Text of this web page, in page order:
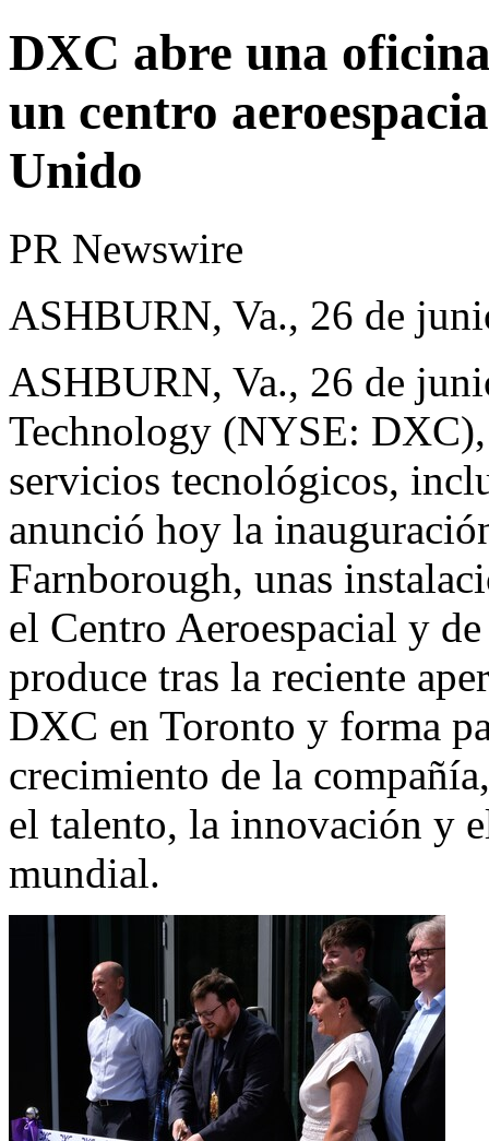
DXC abre una
un centro
Unido
PR Newswire
ASHBURN, Va., 26 de
ASHBURN, Va., 26 de
Technology (NYSE:
servicios tecnológicos,
anunció hoy la
Farnborough, unas
el Centro Aeroespacial y
produce tras la reciente
DXC en Toronto y forma
crecimiento de la
el talento, la innovación y
mundial.